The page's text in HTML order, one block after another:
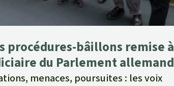
procédures-bâillons remise à
du Parlement allemand
menaces, poursuites : les voix